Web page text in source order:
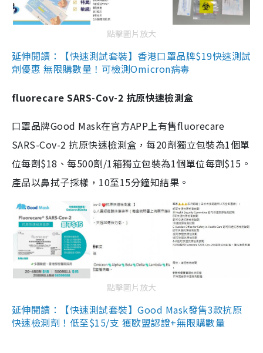
點擊圖片放大
延伸閱讀：【快速測試套裝】香港口罩品牌$19快速測試
劑優惠 無限購數量！可檢測Omicron病毒
fluorecare SARS-Cov-2 抗原快速檢測盒
口罩品牌Good Mask在官方APP上有售fluorecare
SARS-Cov-2 抗原快速檢測盒，每20劑獨立包裝為1個單
位每劑$18、每500劑/1箱獨立包裝為1個單位每劑$15。
產品以鼻拭子採樣，10至15分鐘知結果。
點擊圖片放大
延伸閱讀：【快速測試套裝】Good Mask發售3款抗原
快速檢測劑！低至$15/支 獲歐盟認證+無限購數量